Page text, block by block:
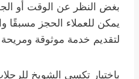
بغض النظر عن الوقت أو
يمكن للعملاء الحجز مسبقًا
لتقديم خدمة موثوقة
باختيار تكسي الشويخ